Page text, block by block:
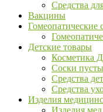
Средства
Вакцины
Гомеопатические
Детские товары
Косметика
Соски
Средства
Средства
Изделия